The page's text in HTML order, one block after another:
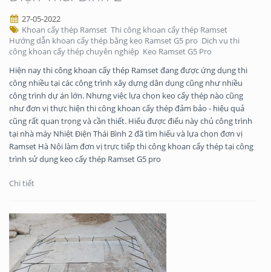
27-05-2022
Khoan cấy thép Ramset Thi công khoan cấy thép Ramset
Hướng dẫn khoan cấy thép bằng keo Ramset G5 pro Dịch vụ thi
công khoan cấy thép chuyên nghiệp Keo Ramset G5 Pro
Hiện nay thi công khoan cấy thép Ramset đang được ứng dụng thi
công nhiều tại các công trình xây dựng dân dụng cũng như nhiều
công trình dự án lớn. Nhưng việc lựa chọn keo cấy thép nào cũng
như đơn vị thực hiện thi công khoan cấy thép đảm bảo - hiệu quả
cũng rất quan trọng và cần thiết. Hiểu được điểu này chủ công trình
tại nhà máy Nhiệt Điện Thái Bình 2 đã tìm hiểu và lựa chọn đơn vị
Ramset Hà Nội làm đơn vị trực tiếp thi công khoan cấy thép tại công
trình sử dụng keo cấy thép Ramset G5 pro
Chi tiết